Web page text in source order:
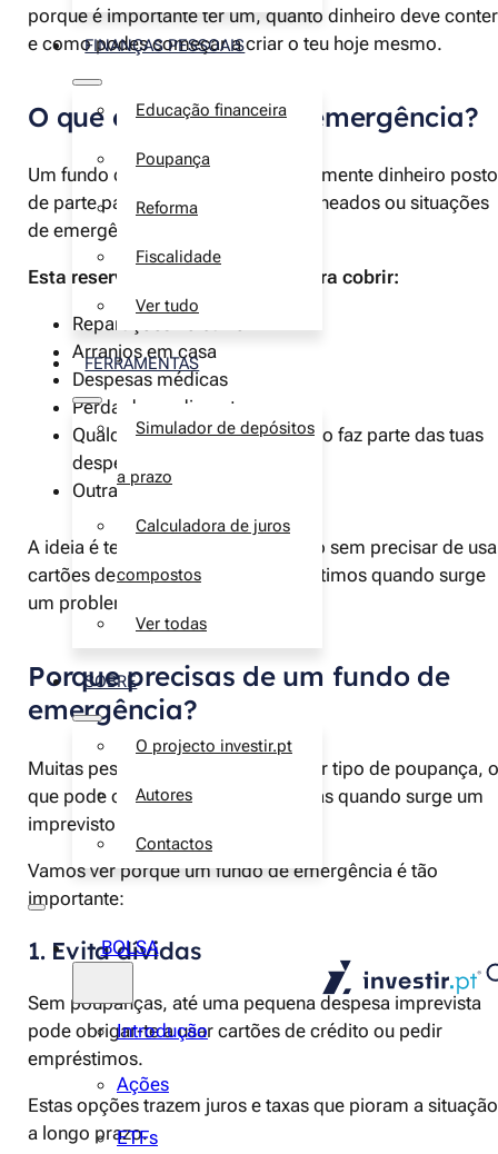
FINANÇAS PESSOAIS
Educação financeira
Poupança
Reforma
Fiscalidade
Ver tudo
FERRAMENTAS
Simulador de depósitos
a prazo
Calculadora de juros
compostos
Ver todas
SOBRE
O projecto investir.pt
Autores
Contactos
BOLSA
Introdução
Ações
ETFs
porque é importante ter um, quanto dinheiro deve conter
e como podes começar a criar o teu hoje mesmo.
O que é um fundo de emergência?
Um fundo de emergência é simplesmente dinheiro posto
de parte para cobrir gastos não planeados ou situações
de emergência.
Esta reserva de dinheiro existe para cobrir:
Reparações no carro
Arranjos em casa
Despesas médicas
Perda de rendimento
Qualquer gasto grande que não faz parte das tuas
despesas normais
Outras despesas
A ideia é ter dinheiro de fácil acesso sem precisar de
cartões de crédito ou pedir empréstimos quando surge
um problema.
Porque precisas de um fundo de
emergência?
Muitas pessoas vivem sem qualquer tipo de poupança, o
que pode causar grandes problemas quando surge um
imprevisto.
Vamos ver porque um fundo de emergência é tão
importante:
1. Evita dívidas
Sem poupanças, até uma pequena despesa imprevista
pode obrigar-te a usar cartões de crédito ou pedir
empréstimos.
Estas opções trazem juros e taxas que pioram a situação
a longo prazo.